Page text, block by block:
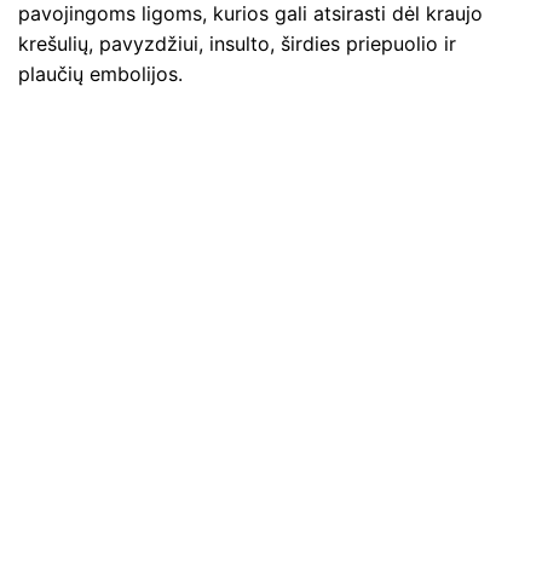
pavojingoms ligoms, kurios gali atsirasti dėl kraujo
krešulių, pavyzdžiui, insulto, širdies priepuolio ir
plaučių embolijos.